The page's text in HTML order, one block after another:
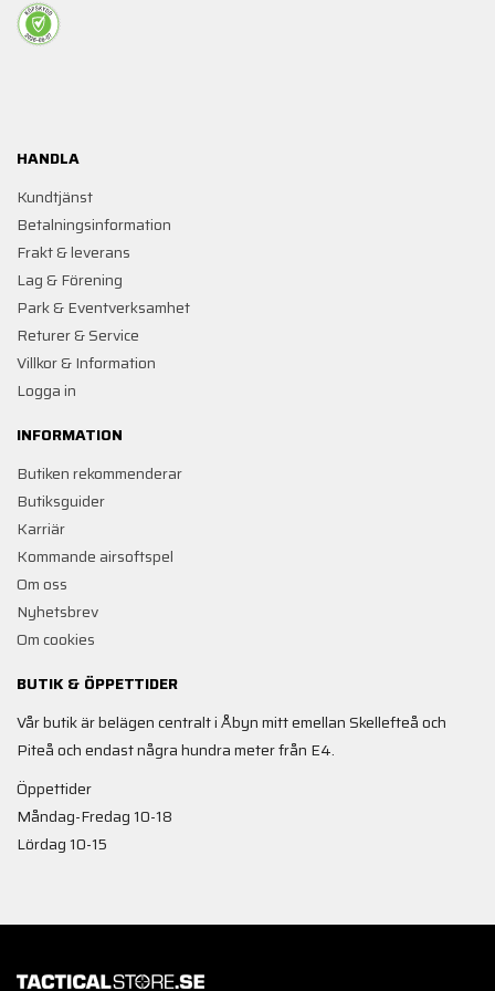
HANDLA
Kundtjänst
Betalningsinformation
Frakt & leverans
Lag & Förening
Park & Eventverksamhet
Returer & Service
Villkor & Information
Logga in
INFORMATION
Butiken rekommenderar
Butiksguider
Karriär
Kommande airsoftspel
Om oss
Nyhetsbrev
Om cookies
BUTIK & ÖPPETTIDER
Vår butik är belägen centralt i Åbyn mitt emellan Skellefteå och
Piteå och endast några hundra meter från E4.
Öppettider
Måndag-Fredag 10-18
Lördag 10-15